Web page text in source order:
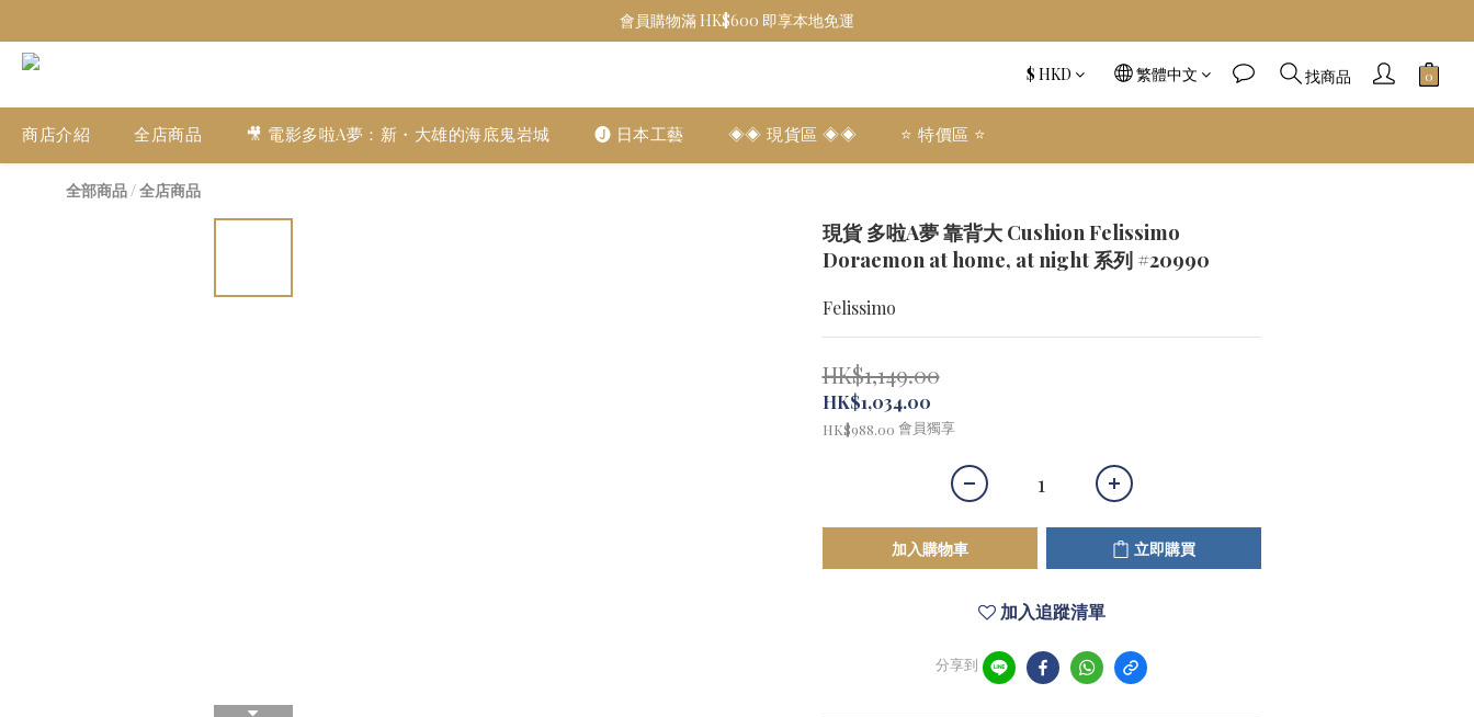
會員購物滿 HK$600 即享本地免運
$ HKD 繁體中文 找商品
商店介紹 全店商品 🎥 電影多啦A夢：新・大雄的海底鬼岩城 🅙 日本工藝 ◈◈ 現貨區 ◈◈ ⭐️ 特價區 ⭐️
全部商品/全店商品
現貨 多啦A夢 靠背大 Cushion Felissimo
Doraemon at home, at night 系列 #20990
Felissimo
HK$1,149.00
HK$1,034.00
HK$988.00 會員獨享
加入購物車 立即購買
加入追蹤清單
分享到